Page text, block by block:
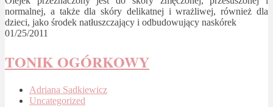
normalnej, a także dla skóry delikatnej i wrażliwej, również dla
dzieci, jako środek natłuszczający i odbudowujący naskórek
01/25/2011
TONIK OGÓRKOWY
Adriana Sadkiewicz
Uncategorized